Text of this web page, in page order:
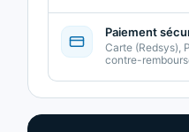
Paiement
Carte (Redsys),
contre-